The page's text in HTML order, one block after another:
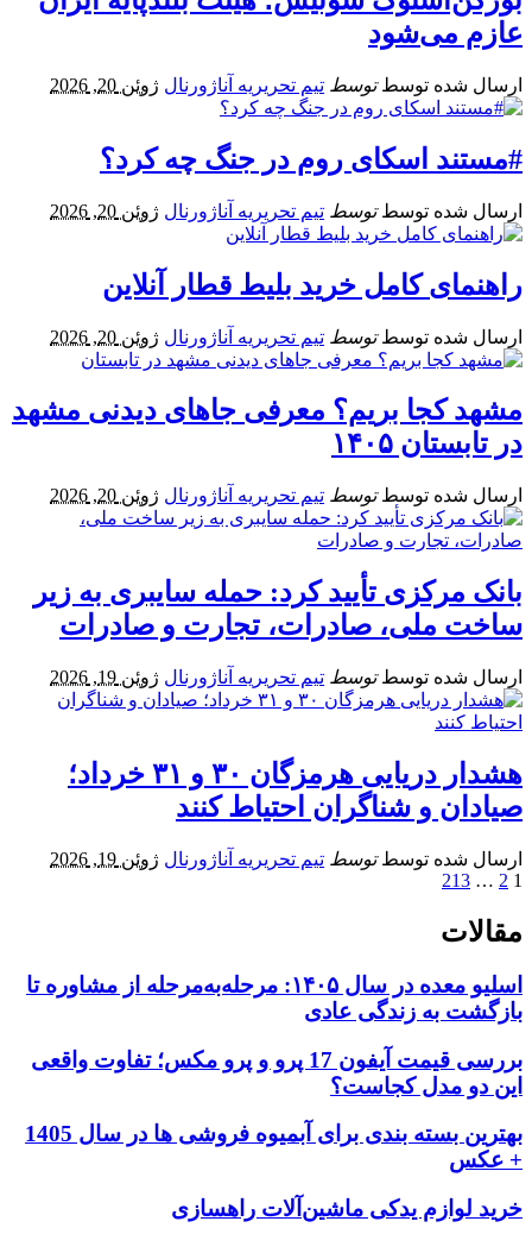
عازم می‌شود
ارسال شده توسط توسط تیم تحریریه آناژورنال ژوئن 20, 2026
#مستند اسکای روم در جنگ چه کرد؟
ارسال شده توسط توسط تیم تحریریه آناژورنال ژوئن 20, 2026
راهنمای کامل خرید بلیط قطار آنلاین
ارسال شده توسط توسط تیم تحریریه آناژورنال ژوئن 20, 2026
مشهد کجا بریم؟ معرفی جاهای دیدنی مشهد
در تابستان ۱۴۰۵
ارسال شده توسط توسط تیم تحریریه آناژورنال ژوئن 20, 2026
بانک مرکزی تأیید کرد: حمله سایبری به زیر
ساخت ملی، صادرات، تجارت و صادرات
ارسال شده توسط توسط تیم تحریریه آناژورنال ژوئن 19, 2026
هشدار دریایی هرمزگان ۳۰ و ۳۱ خرداد؛
صیادان و شناگران احتیاط کنند
ارسال شده توسط توسط تیم تحریریه آناژورنال ژوئن 19, 2026
1
2
…
213
مقالات
اسلیو معده در سال ۱۴۰۵: مرحله‌به‌مرحله از مشاوره تا
بازگشت به زندگی عادی
بررسی قیمت آیفون 17 پرو و پرو مکس؛ تفاوت واقعی
این دو مدل کجاست؟
بهترین بسته بندی برای آبمیوه فروشی ها در سال 1405
+ عکس
خرید لوازم یدکی ماشین‌آلات راهسازی